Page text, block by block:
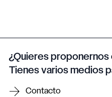
¿Quieres proponernos
Tienes varios medios
Contacto